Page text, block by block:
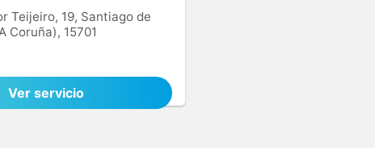
Teijeiro, 19, Santiago de
Coruña), 15701
Ver servicio